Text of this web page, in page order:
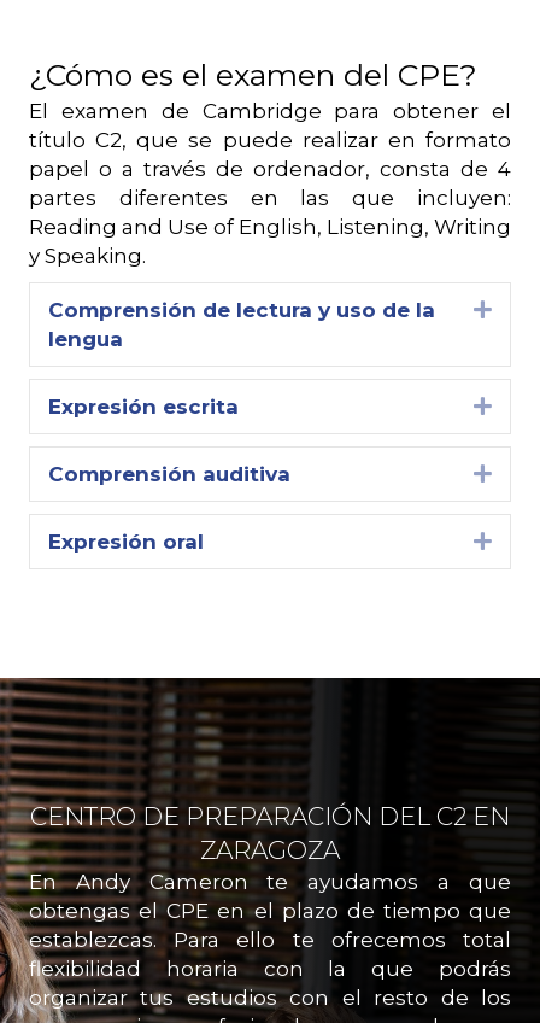
¿Cómo es el examen del CPE?
El examen de Cambridge para obtener el
título C2, que se puede realizar en formato
papel o a través de ordenador, consta de 4
partes diferentes en las que incluyen:
Reading and Use of English, Listening, Writing
y Speaking.
Comprensión de lectura y uso de la
lengua
Expresión escrita
Comprensión auditiva
Expresión oral
CENTRO DE PREPARACIÓN DEL C2 EN
ZARAGOZA
En Andy Cameron te ayudamos a que
obtengas el CPE en el plazo de tiempo que
establezcas. Para ello te ofrecemos total
flexibilidad horaria con la que podrás
organizar tus estudios con el resto de los